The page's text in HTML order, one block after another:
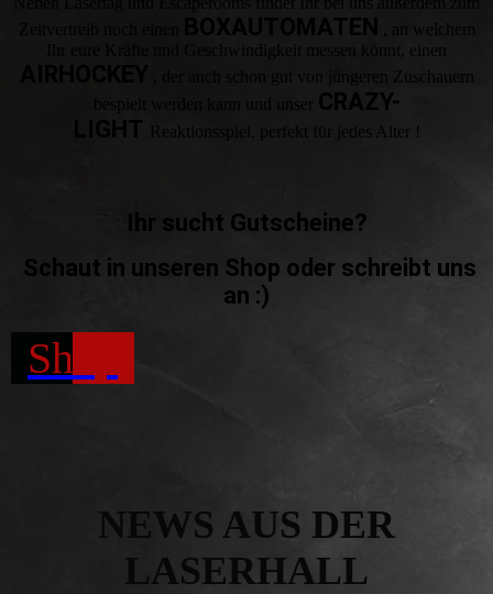
BOXAUTOMATEN
Ihr eure Kräfte und Geschwindigkeit messen könnt, einen
, der auch schon gut von jüngeren Zuschauern
CRAZY-
LIGHT
Reaktionsspiel, perfekt für jedes Alter !
Ihr sucht Gutscheine?
Schaut in unseren Shop oder schreibt uns
an :)
Shop
NEWS AUS DER
LASERHALL